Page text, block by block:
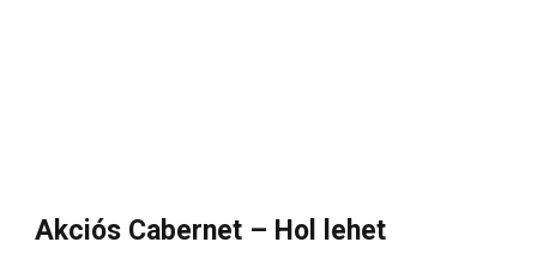
Akciós Cabernet – Hol lehet